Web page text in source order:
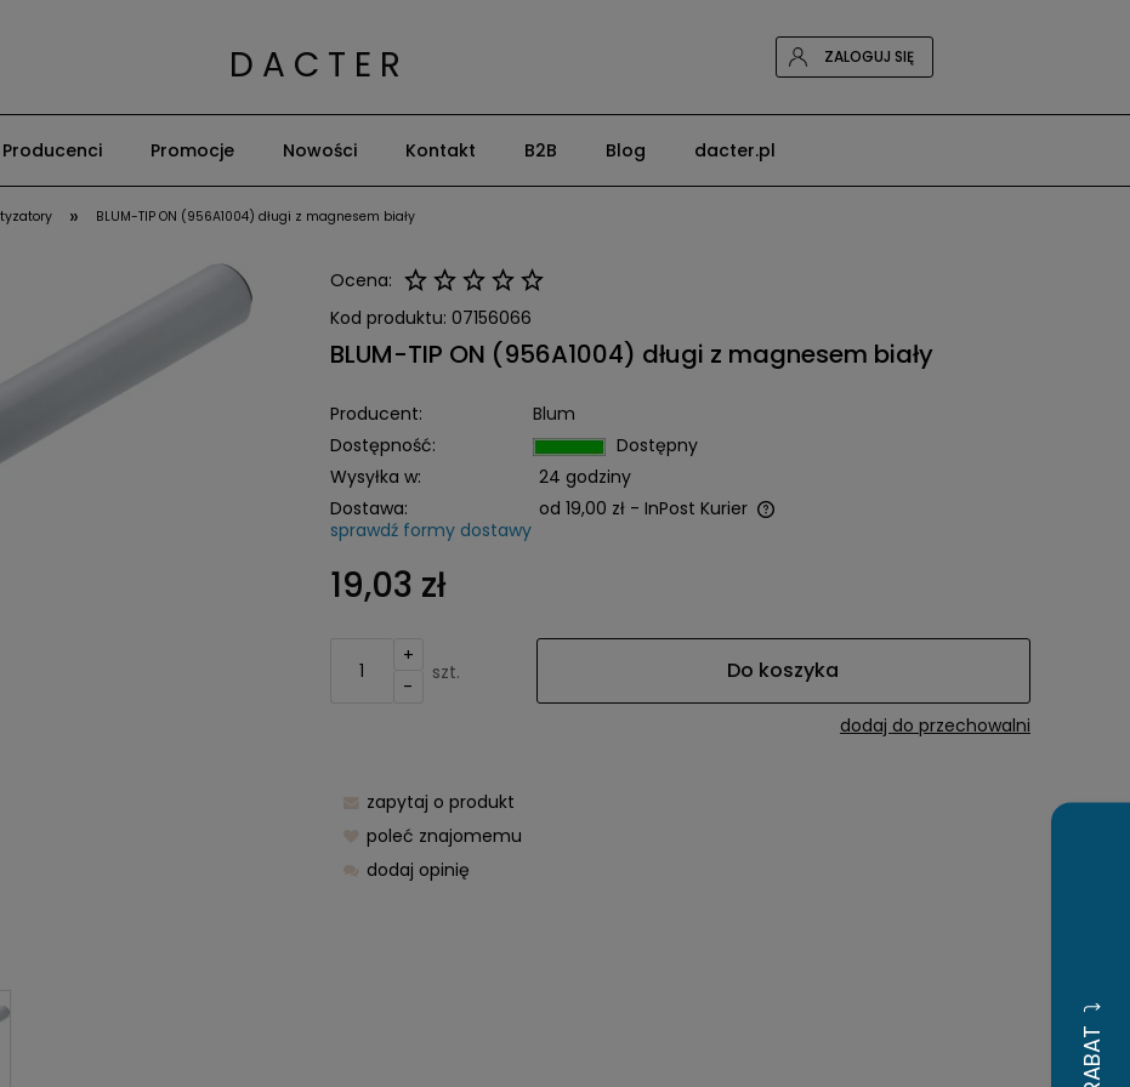
D A C T E R ZALOGUJ SIĘ
Producenci Promocje Nowości Kontakt B2B Blog dacter.pl
» BLUM-TIP ON (956A1004) długi z magnesem biały
Ocena:
Kod produktu: 07156066
BLUM-TIP ON (956A1004) długi z magnesem biały
Producent:
Blum
Dostępność:
Dostępny
Wysyłka w:
24 godziny
Dostawa:
od 19,00 zł - InPost Kurier
sprawdź formy dostawy
19,03 zł
+
-
szt. Do koszyka
dodaj do przechowalni
zapytaj o produkt
poleć znajomemu
dodaj opinię